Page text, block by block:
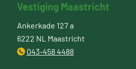
Vestiging Maastricht
Ankerkade 127 a
6222 NL Maastricht
043-458 4488